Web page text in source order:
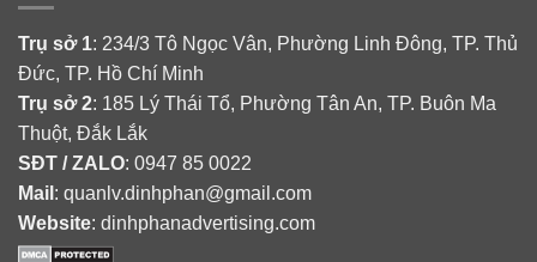
Trụ sở 1: 234/3 Tô Ngọc Vân, Phường Linh Đông, TP. Thủ
Đức, TP. Hồ Chí Minh
Trụ sở 2: 185 Lý Thái Tổ, Phường Tân An, TP. Buôn Ma
Thuột, Đắk Lắk
SĐT / ZALO: 0947 85 0022
Mail : quanlv.dinhphan@gmail.com
Website: dinhphanadvertising.com